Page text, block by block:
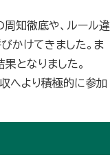
周知徹底や、ルール違
かけてきました。ま
となりました。
へより積極的に参加